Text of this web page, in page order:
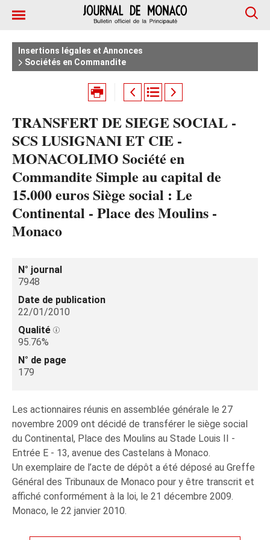
Insertions légales et Annonces
Sociétés en Commandite
TRANSFERT DE SIEGE SOCIAL -
SCS LUSIGNANI ET CIE -
MONACOLIMO Société en
Commandite Simple au capital de
15.000 euros Siège social : Le
Continental - Place des Moulins -
Monaco
N° journal
7948
Date de publication
22/01/2010
Qualité
95.76%
N° de page
179
Les actionnaires réunis en assemblée générale le 27
novembre 2009 ont décidé de transférer le siège social
du Continental, Place des Moulins au Stade Louis II -
Entrée E - 13, avenue des Castelans à Monaco.
Un exemplaire de l’acte de dépôt a été déposé au Greffe
Général des Tribunaux de Monaco pour y être transcrit et
affiché conformément à la loi, le 21 décembre 2009.
Monaco, le 22 janvier 2010.